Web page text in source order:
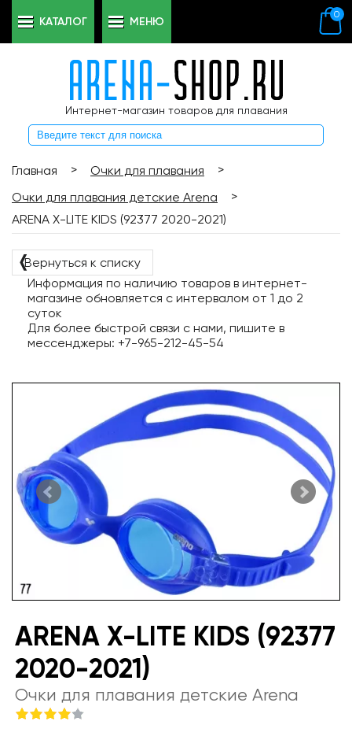
Интернет-магазин товаров для плавания
0
КАТАЛОГ МЕНЮ
Главная > Очки для плавания
>
Очки для плавания детские Arena
>
ARENA X-LITE KIDS (92377 2020-2021)
❬Вернуться к списку
Информация по наличию товаров в интернет-
магазине обновляется с интервалом от 1 до 2
суток
Для более быстрой связи с нами, пишите в
мессенджеры: +7-965-212-45-54
ARENA X-LITE KIDS (92377
2020-2021)
Очки для плавания детские Arena